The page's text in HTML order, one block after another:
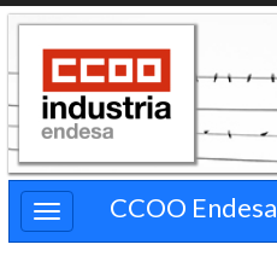
Pasar
contenido
principal
CCOO Endesa